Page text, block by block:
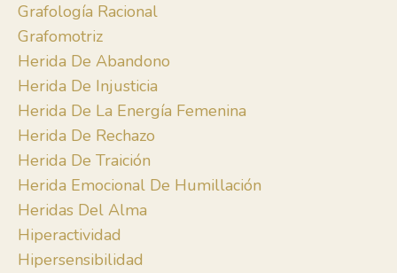
Grafología Racional
Grafomotriz
Herida De Abandono
Herida De Injusticia
Herida De La Energía Femenina
Herida De Rechazo
Herida De Traición
Herida Emocional De Humillación
Heridas Del Alma
Hiperactividad
Hipersensibilidad